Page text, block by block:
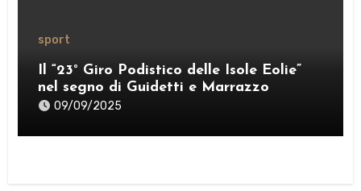
sport
Il “23° Giro Podistico delle Isole Eolie”
nel segno di Guidetti e Marrazzo
09/09/2025